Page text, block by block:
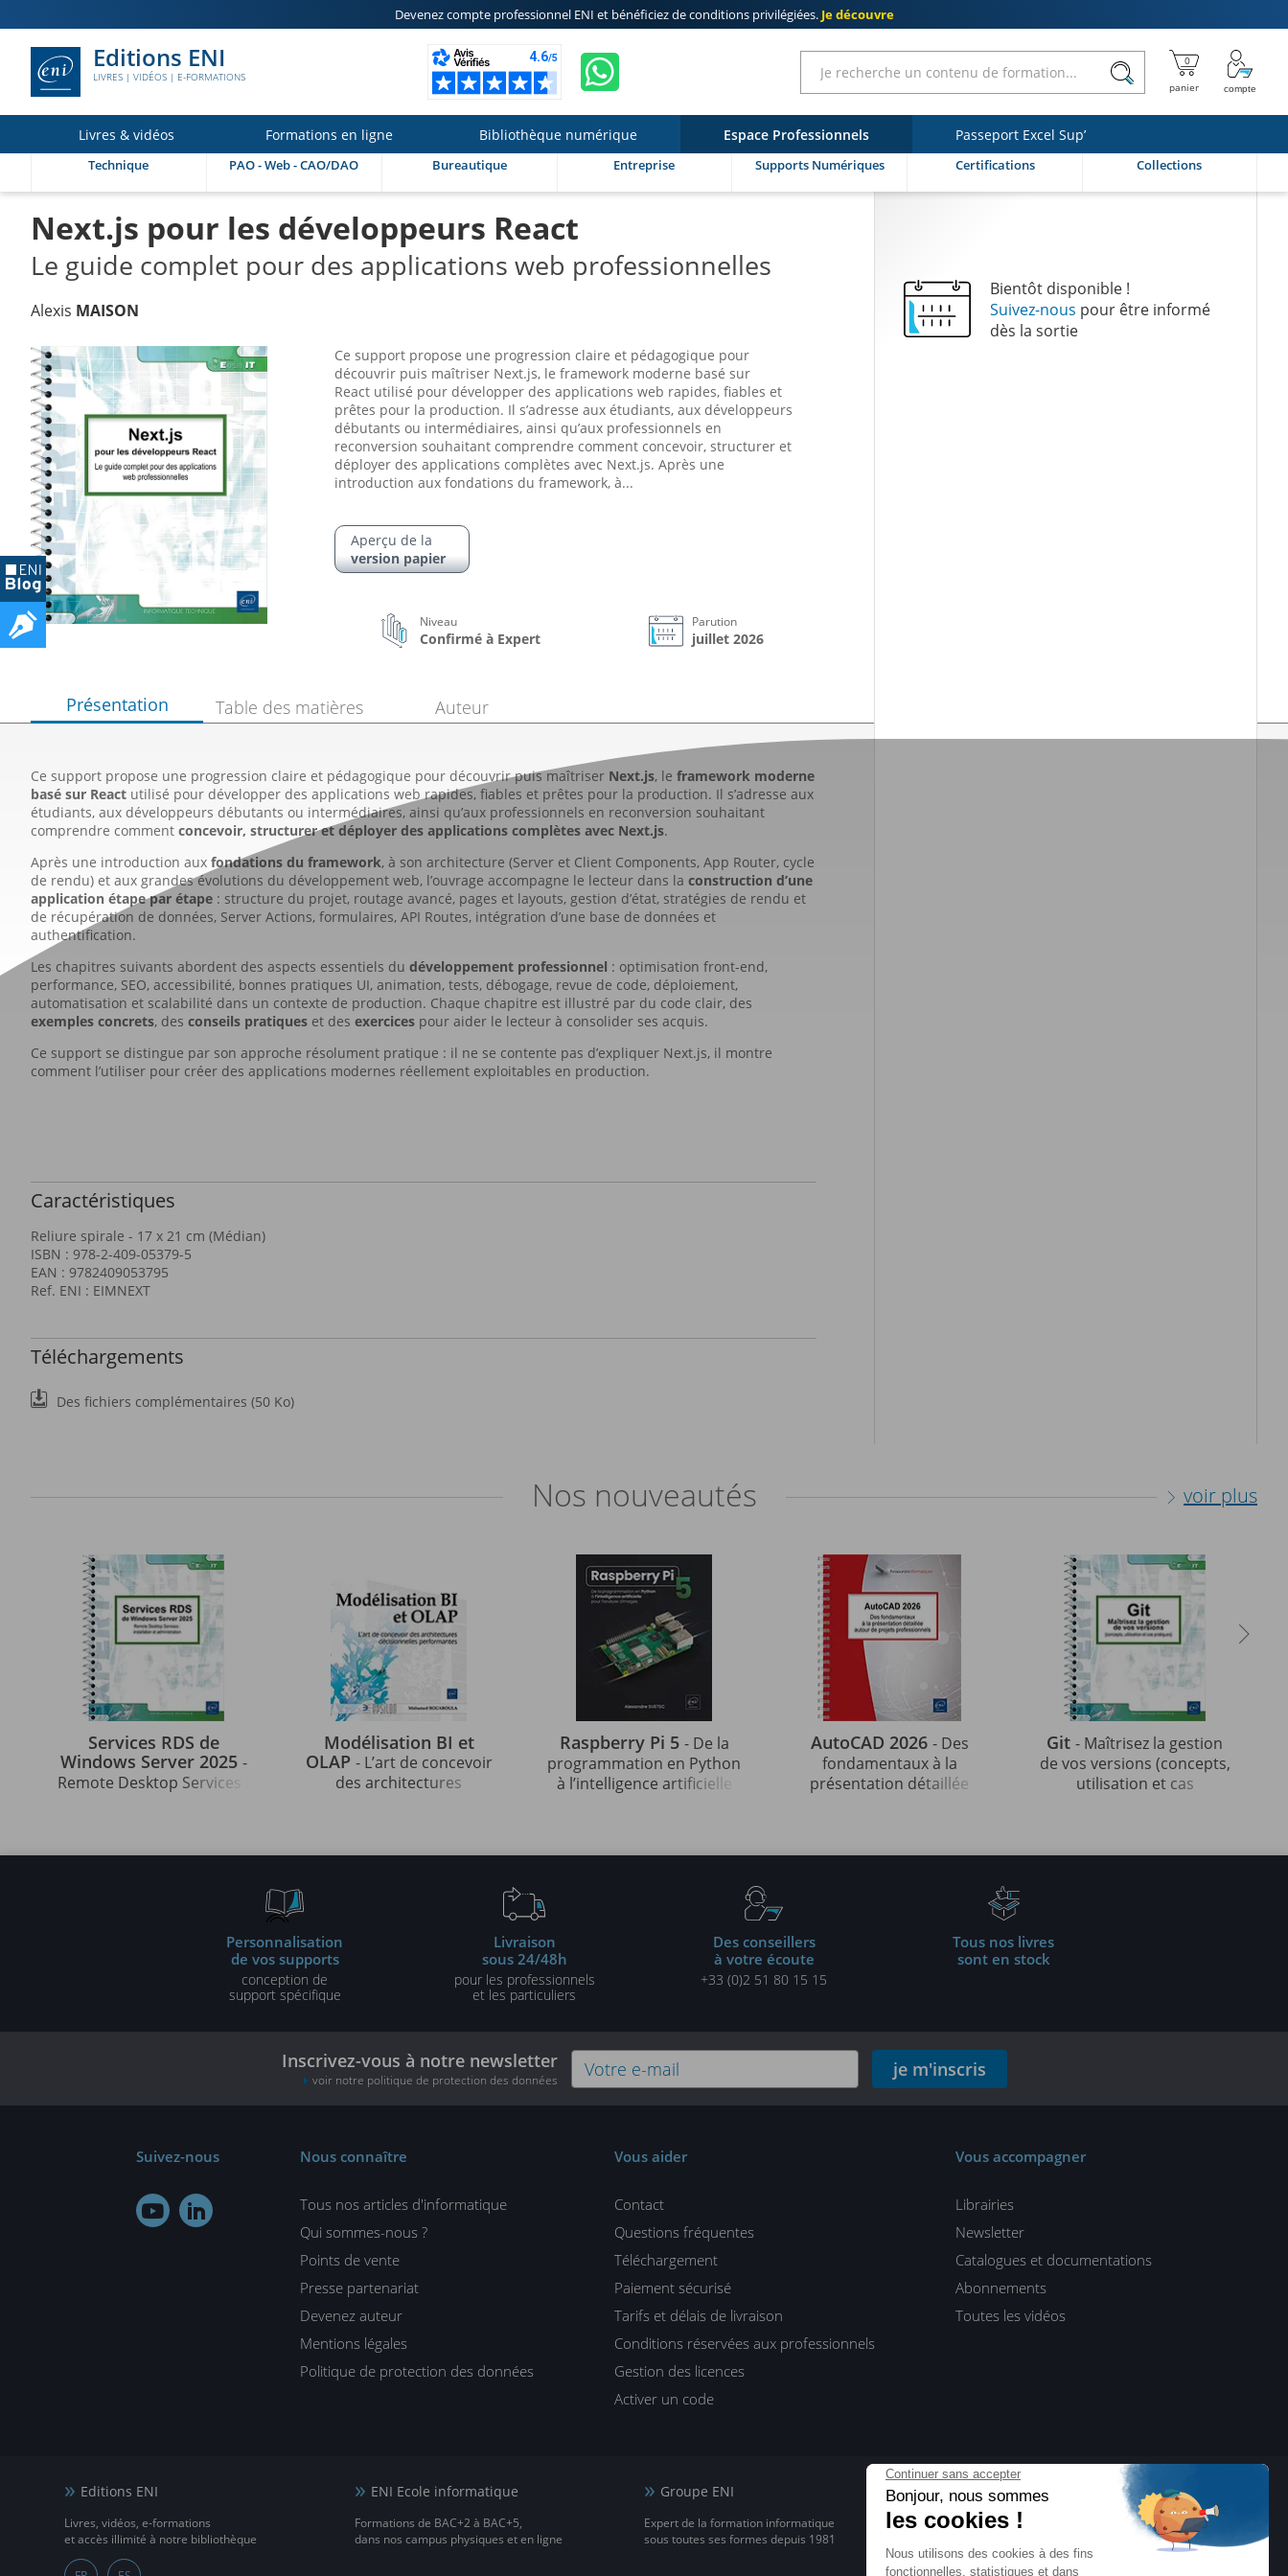
Devenez compte professionnel ENI et bénéficiez deconditions privilégiées. Je découvre
Editions ENI
LIVRES | VIDÉOS | E-FORMATIONS
Livres & vidéos Formations en ligne Bibliothèque numérique Espace Professionnels Passeport Excel Sup’
Technique PAO - Web - CAO/DAO Bureautique Entreprise Supports Numériques Certifications Collections
Next.js pour les développeurs React
Le guide complet pour des applications web professionnelles
Alexis MAISON
Bientôt disponible !
Suivez-nous pour être informé
dès la sortie
Ce support propose une progression claire et pédagogique pour
découvrir puis maîtriser Next.js, le framework moderne basé sur
React utilisé pour développer des applications web rapides, fiables et
prêtes pour la production. Il s’adresse aux étudiants, aux développeurs
débutants ou intermédiaires, ainsi qu’aux professionnels en
reconversion souhaitant comprendre comment concevoir, structurer et
déployer des applications complètes avec Next.js. Après une
introduction aux fondations du framework, à...
Aperçu de la
version papier
Niveau
Confirmé à Expert
Parution
juillet 2026
Présentation
Ce support propose une progression claire et pédagogique pour découvrir puis maîtriser Next.js, le framework moderne
basé sur React utilisé pour développer des applications web rapides, fiables et prêtes pour la production. Il s’adresse aux
étudiants, aux développeurs débutants ou intermédiaires, ainsi qu’aux professionnels en reconversion souhaitant
comprendre comment concevoir, structurer et déployer des applications complètes avec Next.js.
Après une introduction aux fondations du framework, à son architecture (Server et Client Components, App Router, cycle
de rendu) et aux grandes évolutions du développement web, l’ouvrage accompagne le lecteur dans la construction d’une
application étape par étape : structure du projet, routage avancé, pages et layouts, gestion d’état, stratégies de rendu et
de récupération de données, Server Actions, formulaires, API Routes, intégration d’une base de données et
authentification.
Les chapitres suivants abordent des aspects essentiels du développement professionnel : optimisation front-end,
performance, SEO, accessibilité, bonnes pratiques UI, animation, tests, débogage, revue de code, déploiement,
automatisation et scalabilité dans un contexte de production. Chaque chapitre est illustré par du code clair, des
exemples concrets, des conseils pratiques et des exercices pour aider le lecteur à consolider ses acquis.
Ce support se distingue par son approche résolument pratique : il ne se contente pas d’expliquer Next.js, il montre
comment l’utiliser pour créer des applications modernes réellement exploitables en production.
Caractéristiques
Reliure spirale - 17 x 21 cm (Médian)
ISBN : 978-2-409-05379-5
EAN : 9782409053795
Ref. ENI : EIMNEXT
Téléchargements
Des fichiers complémentaires (50 Ko)
Table des matières Auteur
Nos nouveautés voir plus
Services RDS de
Windows Server 2025 -
Remote Desktop Services :
Modélisation BI et
OLAP - L’art de concevoir
des architectures
Raspberry Pi 5 - De la
programmation en Python
à l’intelligence artificielle
AutoCAD 2026 - Des
fondamentaux à la
présentation détaillée
Git - Maîtrisez la gestion
de vos versions (concepts,
utilisation et cas
Personnalisation
de vos supports
conception de
support spécifique
Livraison
sous 24/48h
pour les professionnels
et les particuliers
Des conseillers
à votre écoute
+33 (0)2 51 80 15 15
Tous nos livres
sont en stock
Inscrivez-vous à notre newsletter
voir notre politique de protection des données je m'inscris
Suivez-nous
 
Nous connaître
Tous nos articles d'informatique
Qui sommes-nous ?
Points de vente
Presse partenariat
Devenez auteur
Mentions légales
Politique de protection des données
Vous aider
Contact
Questions fréquentes
Téléchargement
Paiement sécurisé
Tarifs et délais de livraison
Conditions réservées aux professionnels
Gestion des licences
Activer un code
Vous accompagner
Librairies
Newsletter
Catalogues et documentations
Abonnements
Toutes les vidéos
Editions ENI
Livres, vidéos, e-formations
et accès illimité à notre bibliothèque
ENI Ecole informatique
Formations de BAC+2 à BAC+5,
dans nos campus physiques et en ligne
Groupe ENI
Expert de la formation informatique
sous toutes ses formes depuis 1981
ENI Blog
Actualités, interviews, dossiers…